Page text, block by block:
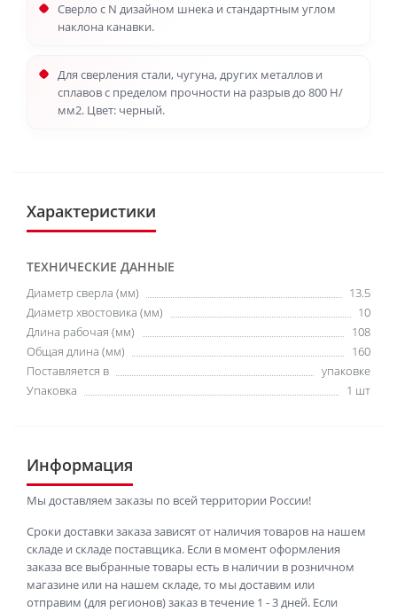
Сверло с N дизайном шнека и стандартным углом
наклона канавки.
Для сверления стали, чугуна, других металлов и
сплавов с пределом прочности на разрыв до 800 Н/
мм2. Цвет: черный.
Характеристики
ТЕХНИЧЕСКИЕ ДАННЫЕ
Диаметр сверла (мм)
13.5
Диаметр хвостовика (мм)
10
Длина рабочая (мм)
108
Общая длина (мм)
160
Поставляется в
упаковке
Упаковка
1 шт
Информация
Мы доставляем заказы по всей территории России!
Сроки доставки заказа зависят от наличия товаров на нашем
складе и складе поставщика. Если в момент оформления
заказа все выбранные товары есть в наличии в розничном
магазине или на нашем складе, то мы доставим или
отправим (для регионов) заказ в течение 1 - 3 дней. Если